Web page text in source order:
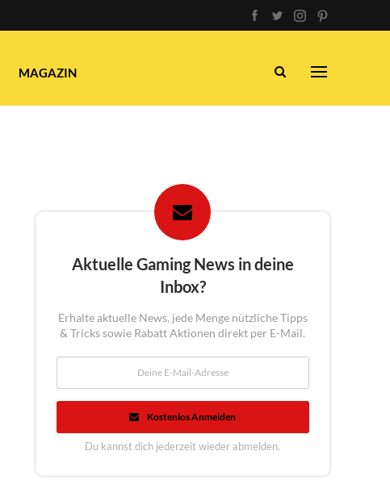
MAGAZIN
Aktuelle Gaming News in deine
Inbox?
Erhalte aktuelle News, jede Menge nützliche Tipps
& Tricks sowie Rabatt Aktionen direkt per E-Mail.
Kostenlos Anmelden
Du kannst dich jederzeit wieder abmelden.